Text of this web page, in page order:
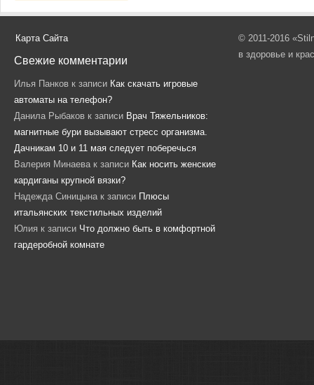
Карта Сайта
Свежие комментарии
Илья Панков к записи Как скачать игровые
автоматы на телефон?
Данила Рыбаков к записи Врач Тяжельников:
магнитные бури вызывают стресс организма.
Дачникам 10 и 11 мая следует поберечься
Валерия Минаева к записи Как носить женские
кардиганы крупной вязки?
Надежда Синицына к записи Плюсы
итальянских текстильных изделий
Юлия к записи Что должно быть в комфортной
гардеробной комнате
© 2011-2016
в здоровье и